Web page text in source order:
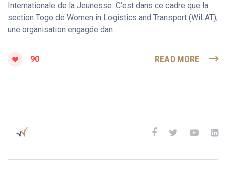
Internationale de la Jeunesse. C’est dans ce cadre que la
section Togo de Women in Logistics and Transport (WiLAT),
une organisation engagée dan
90 READ MORE